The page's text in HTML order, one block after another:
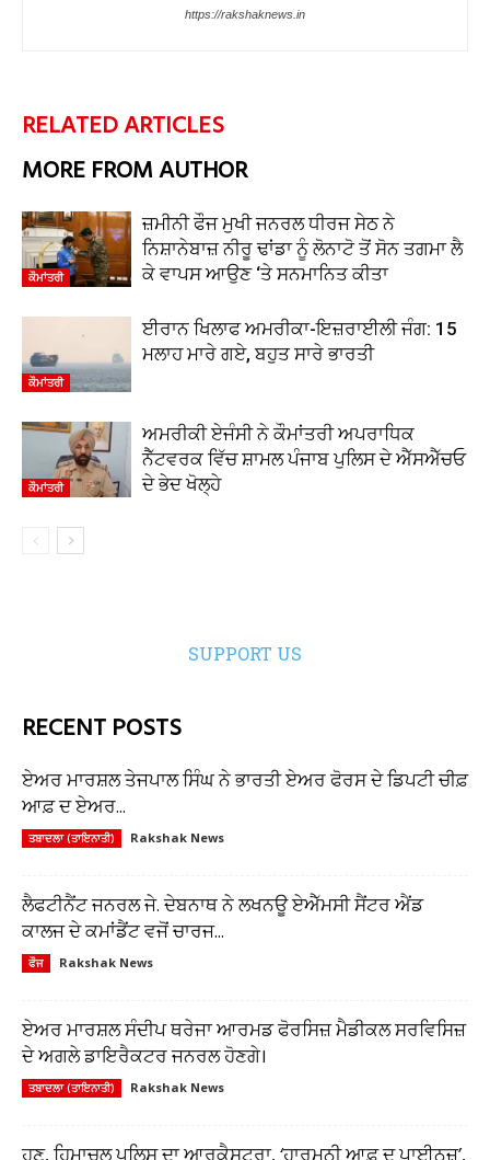
https://rakshaknews.in
RELATED ARTICLES
MORE FROM AUTHOR
ਕੌਮਾਂਤਰੀ
ਜ਼ਮੀਨੀ ਫੌਜ ਮੁਖੀ ਜਨਰਲ ਧੀਰਜ ਸੇਠ ਨੇ
ਨਿਸ਼ਾਨੇਬਾਜ਼ ਨੀਰੂ ਢਾਂਡਾ ਨੂੰ ਲੋਨਾਟੋ ਤੋਂ ਸੋਨ ਤਗਮਾ ਲੈ
ਕੇ ਵਾਪਸ ਆਉਣ ‘ਤੇ ਸਨਮਾਨਿਤ ਕੀਤਾ
ਕੌਮਾਂਤਰੀ
ਈਰਾਨ ਖਿਲਾਫ ਅਮਰੀਕਾ-ਇਜ਼ਰਾਈਲੀ ਜੰਗ: 15
ਮਲਾਹ ਮਾਰੇ ਗਏ, ਬਹੁਤ ਸਾਰੇ ਭਾਰਤੀ
ਕੌਮਾਂਤਰੀ
ਅਮਰੀਕੀ ਏਜੰਸੀ ਨੇ ਕੌਮਾਂਤਰੀ ਅਪਰਾਧਿਕ
ਨੈੱਟਵਰਕ ਵਿੱਚ ਸ਼ਾਮਲ ਪੰਜਾਬ ਪੁਲਿਸ ਦੇ ਐੱਸਐੱਚਓ
ਦੇ ਭੇਦ ਖੋਲ੍ਹੇ
SUPPORT US
RECENT POSTS
ਏਅਰ ਮਾਰਸ਼ਲ ਤੇਜਪਾਲ ਸਿੰਘ ਨੇ ਭਾਰਤੀ ਏਅਰ ਫੋਰਸ ਦੇ ਡਿਪਟੀ ਚੀਫ਼
ਆਫ਼ ਦ ਏਅਰ...
ਤਬਾਦਲਾ (ਤਾਇਨਾਤੀ) Rakshak News
ਲੈਫਟੀਨੈਂਟ ਜਨਰਲ ਜੇ. ਦੇਬਨਾਥ ਨੇ ਲਖਨਊ ਏਐੱਮਸੀ ਸੈਂਟਰ ਐਂਡ
ਕਾਲਜ ਦੇ ਕਮਾਂਡੈਂਟ ਵਜੋਂ ਚਾਰਜ...
ਫੌਜ Rakshak News
ਏਅਰ ਮਾਰਸ਼ਲ ਸੰਦੀਪ ਥਰੇਜਾ ਆਰਮਡ ਫੋਰਸਿਜ਼ ਮੈਡੀਕਲ ਸਰਵਿਸਿਜ਼
ਦੇ ਅਗਲੇ ਡਾਇਰੈਕਟਰ ਜਨਰਲ ਹੋਣਗੇ।
ਤਬਾਦਲਾ (ਤਾਇਨਾਤੀ) Rakshak News